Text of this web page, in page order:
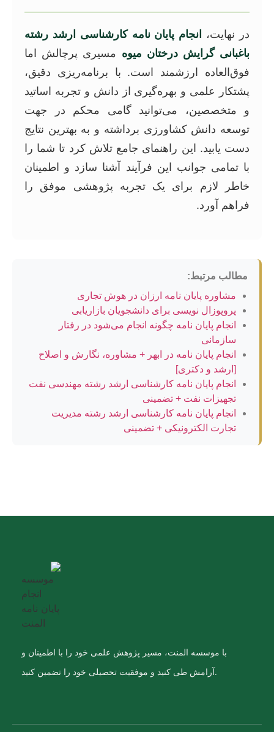
در نهایت،
انجام پایان نامه کارشناسی ارشد رشته
باغبانی گرایش درختان میوه مسیری پرچالش اما
فوق‌العاده ارزشمند است. با برنامه‌ریزی دقیق،
پشتکار علمی و بهره‌گیری از دانش و تجربه اساتید
و متخصصین، می‌توانید گامی محکم در جهت
توسعه دانش کشاورزی برداشته و به بهترین نتایج
دست یابید. این راهنمای جامع تلاش کرد تا شما را
با تمامی جوانب این فرآیند آشنا سازد و اطمینان
خاطر لازم برای یک تجربه پژوهشی موفق را
فراهم آورد.
مطالب مرتبط:
مشاوره پایان نامه ارزان در هوش تجاری
پروپوزال نویسی برای دانشجویان بازاریابی
انجام پایان نامه چگونه انجام می‌شود در رفتار
سازمانی
انجام پایان نامه در ابهر + مشاوره، نگارش و اصلاح
[ارشد و دکتری]
انجام پایان نامه کارشناسی ارشد رشته مهندسی نفت
تجهیزات نفت + تضمینی
انجام پایان نامه کارشناسی ارشد رشته مدیریت
تجارت الکترونیکی + تضمینی
با موسسه المنت، مسیر پژوهش علمی خود را با اطمینان و
آرامش طی کنید و موفقیت تحصیلی خود را تضمین کنید.